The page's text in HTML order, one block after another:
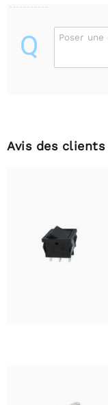
Q Poser une
Avis des clients